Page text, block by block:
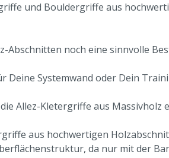
und Bouldergriffe aus
Abschnitten noch eine sinnvolle
Deine Systemwand oder Dein
Allez-Kletergriffe aus Massivholz
aus hochwertigen
da nur mit der